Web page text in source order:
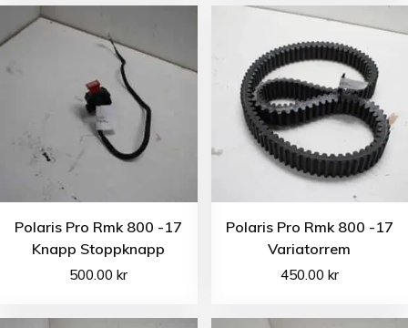
Polaris Pro Rmk 800 -17
Knapp Stoppknapp
500.00kr
Polaris Pro Rmk 800 -17
Variatorrem
450.00 kr